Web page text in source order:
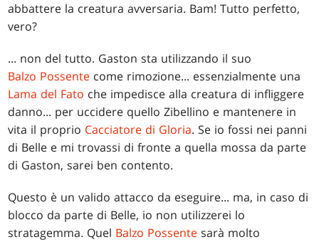
abbattere la creatura avversaria. Bam! Tutto perfetto,
vero?
... non del tutto. Gaston sta utilizzando il suo
Balzo Possente come rimozione... essenzialmente una
Lama del Fato che impedisce alla creatura di infliggere
danno... per uccidere quello Zibellino e mantenere in
vita il proprio Cacciatore di Gloria. Se io fossi nei panni
di Belle e mi trovassi di fronte a quella mossa da parte
di Gaston, sarei ben contento.
Questo è un valido attacco da eseguire... ma, in caso di
blocco da parte di Belle, io non utilizzerei lo
stratagemma. Quel Balzo Possente sarà molto